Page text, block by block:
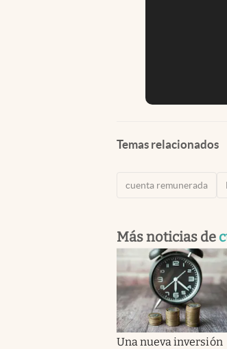
Temas relacionados
cuenta remunerada
Más noticias de
Una nueva inversión